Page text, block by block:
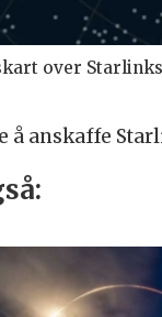
over
å anskaffe